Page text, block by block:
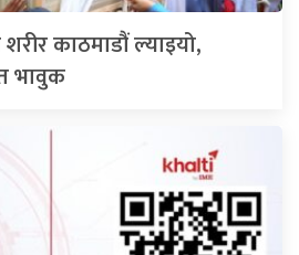
काठमाडौं ल्याइयो,
भावुक